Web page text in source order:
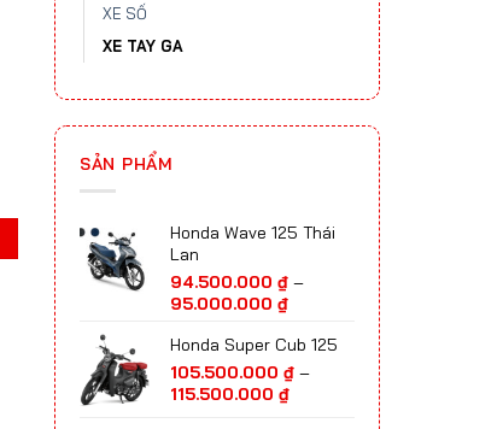
XE SỐ
XE TAY GA
SẢN PHẨM
Honda Wave 125 Thái
Lan
94.500.000 ₫ –
95.000.000 ₫Khoảng
từ
94.500.000 ₫
đến
95.000.000 ₫
Honda Super Cub 125
105.500.000 ₫ –
115.500.000 ₫Khoảng